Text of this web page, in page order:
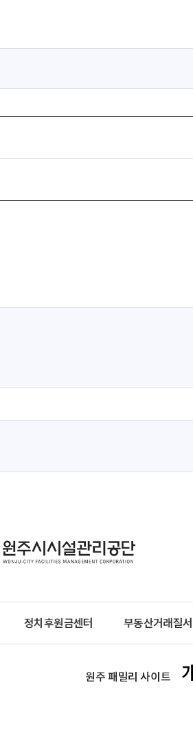
정치후원금센터 부동산거래질
원주 패밀리 사이트